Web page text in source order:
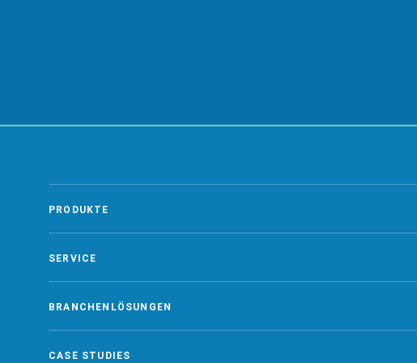
PRODUKTE
SERVICE
BRANCHENLÖSUNGEN
CASE STUDIES